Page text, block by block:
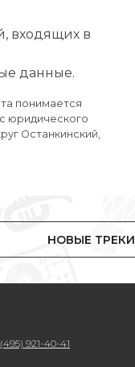
входящих в
данные.
понимается
юридического
Останкинский,
НОВЫЕ ТРЕКИ
921-40-41